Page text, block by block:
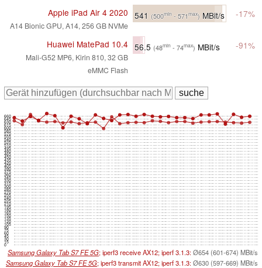
Apple iPad Air 4 2020
A14 Bionic GPU, A14, 256 GB NVMe
541 (500min - 571max) MBit/s -17%
Huawei MatePad 10.4
Mali-G52 MP6, Kirin 810, 32 GB
eMMC Flash
56.5 (48min - 74max) MBit/s -91%
0
15
30
45
60
75
90
105
120
135
150
165
180
195
210
225
240
255
270
285
300
315
330
345
360
375
390
405
420
435
450
465
480
495
510
525
540
555
570
585
600
615
630
645
660
Samsung Galaxy Tab S7 FE 5G; iperf3 receive AX12; iperf 3.1.3:Ø654 (601-674) MBit/s
Samsung Galaxy Tab S7 FE 5G; iperf3 transmit AX12; iperf 3.1.3:Ø630 (597-669) MBit/s